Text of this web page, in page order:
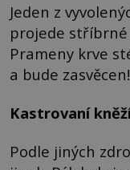
Jeden z
projede
Prameny krve
a bude zasvěcen!
Kastrovaní
Podle jiných